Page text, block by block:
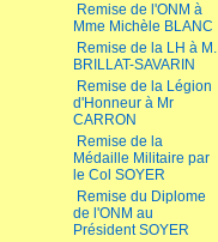
Remise de l'ONM à
Mme Michèle BLANC
Remise de la LH à M.
BRILLAT-SAVARIN
Remise de la Légion
d'Honneur à Mr
CARRON
Remise de la
Médaille Militaire par
le Col SOYER
Remise du Diplome
de l'ONM au
Président SOYER